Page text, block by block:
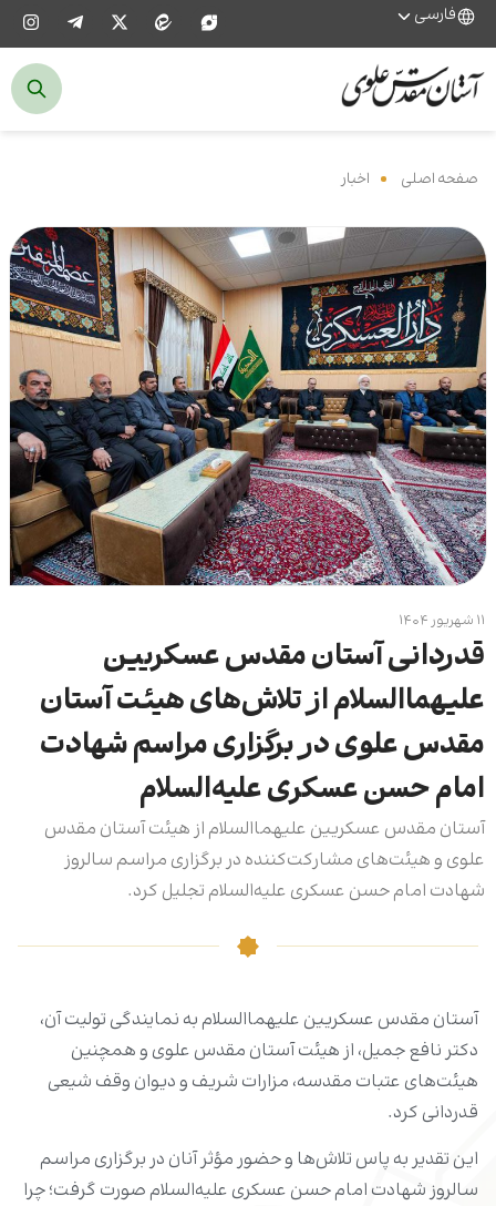
فارسی
صفحه اصلی اخبار
۱۱ شهریور ۱۴۰۴
قدردانی آستان مقدس عسکریین
علیهماالسلام از تلاش‌های هیئت آستان
مقدس علوی در برگزاری مراسم شهادت
امام حسن عسکری علیه‌السلام
آستان مقدس عسکریین علیهماالسلام از هیئت آستان مقدس
علوی ‌و هیئت‌های مشارکت‌کننده در برگزاری مراسم سالروز
شهادت امام حسن عسکری علیه‌السلام تجلیل کرد.
آستان مقدس عسکریین علیهماالسلام به نمایندگی تولیت آن،
دکتر نافع جمیل، از هیئت آستان مقدس علوی و همچنین
هیئت‌های عتبات مقدسه، مزارات شریف و دیوان وقف شیعی
قدردانی کرد.
این تقدیر به پاس تلاش‌ها و حضور مؤثر آنان در برگزاری مراسم
سالروز شهادت امام حسن عسکری علیه‌السلام صورت گرفت؛ چرا